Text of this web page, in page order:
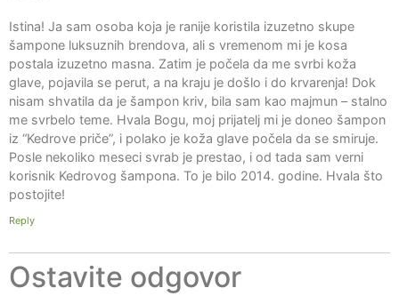
Istina! Ja sam osoba koja je ranije koristila izuzetno skupe
šampone luksuznih brendova, ali s vremenom mi je kosa
postala izuzetno masna. Zatim je počela da me svrbi koža
glave, pojavila se perut, a na kraju je došlo i do krvarenja! Dok
nisam shvatila da je šampon kriv, bila sam kao majmun – stalno
me svrbelo teme. Hvala Bogu, moj prijatelj mi je doneo šampon
iz “Kedrove priče”, i polako je koža glave počela da se smiruje.
Posle nekoliko meseci svrab je prestao, i od tada sam verni
korisnik Kedrovog šampona. To je bilo 2014. godine. Hvala što
postojite!
Reply
Ostavite odgovor